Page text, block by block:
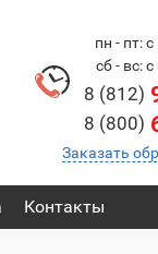
пн - пт:
сб - вс:
8 (812)
8 (800)
Заказать
Контакты